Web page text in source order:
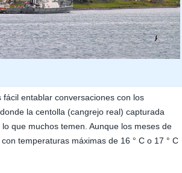
entablar conversaciones con los
la centolla (cangrejo real) capturada
que muchos temen. Aunque los meses de
temperaturas máximas de 16 ° C o 17 ° C